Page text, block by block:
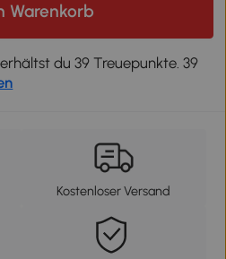
Warenkorb
du 39 Treuepunkte. 39
Kostenloser Versand